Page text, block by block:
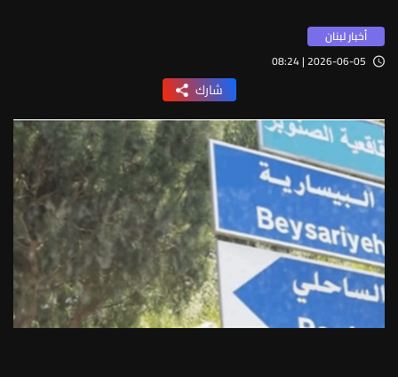
أخبار لبنان
2026-06-05 | 08:24
شارك